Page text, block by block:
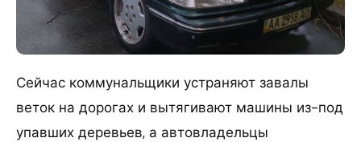
Сейчас коммунальщики устраняют завалы
веток на дорогах и вытягивают машины из-под
упавших деревьев, а автовладельцы